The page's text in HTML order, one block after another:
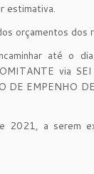
estimativa.
orçamentos dos
até o
via
DE EMPENHO
2021, a serem